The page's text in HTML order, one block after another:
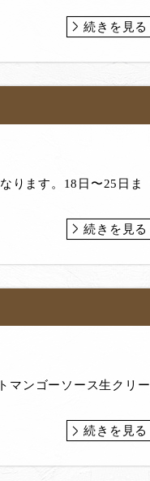
続きを見る
ります。18日〜25日ま
続きを見る
マンゴーソース生クリー
続きを見る